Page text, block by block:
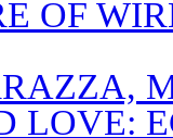
OF
LOVE: